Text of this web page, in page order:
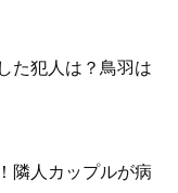
た犯人は？鳥羽は
隣人カップルが病